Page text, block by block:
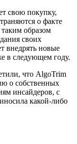
свою покупку,
о факте
образом
своих
внедрять новые
в следующем году.
что AlgoTrim
о собственных
инсайдеров, с
какой-либо